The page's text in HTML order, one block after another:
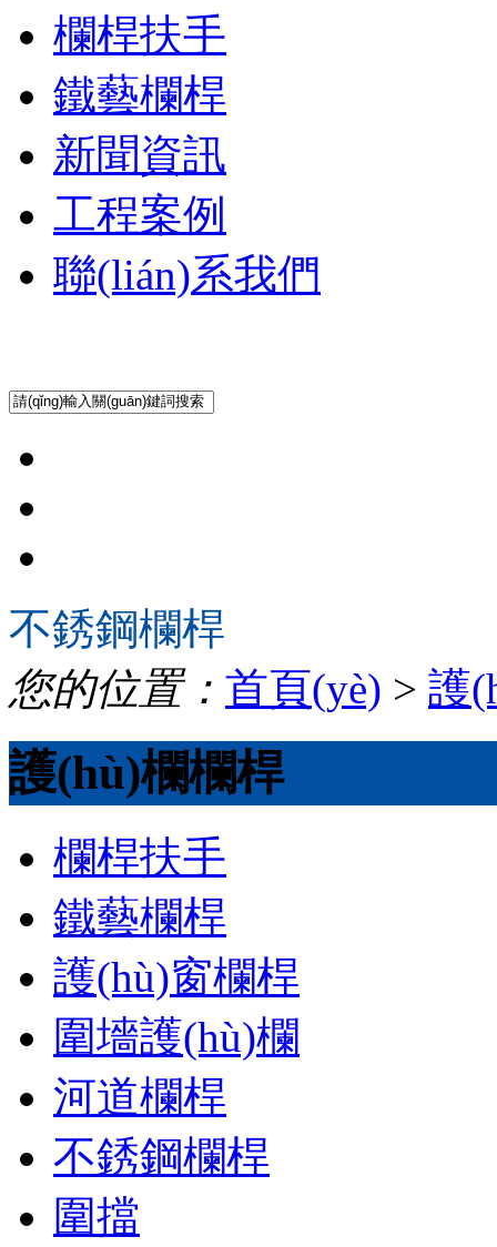
欄桿扶手
鐵藝欄桿
新聞資訊
工程案例
聯(lián)系我們
不銹鋼欄桿
您的位置： 首頁(yè) > 護
護(hù)欄欄桿
欄桿扶手
鐵藝欄桿
護(hù)窗欄桿
圍墻護(hù)欄
河道欄桿
不銹鋼欄桿
圍擋